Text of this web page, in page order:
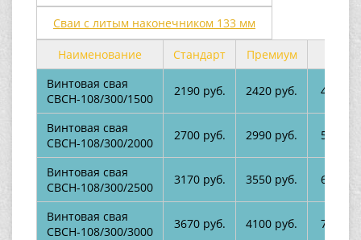
Сваи с литым наконечником 133 мм
Наименование Стандарт Премиум
Винтовая свая
СВСН-108/300/1500
2190 руб. 2420 руб. 4380
Винтовая свая
СВСН-108/300/2000
2700 руб. 2990 руб. 5350
Винтовая свая
СВСН-108/300/2500
3170 руб. 3550 руб. 6300
Винтовая свая
СВСН-108/300/3000
3670 руб. 4100 руб. 7260